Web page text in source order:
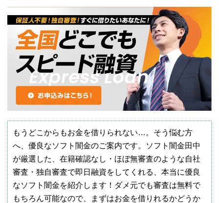
もうどこからもお金を借りられない…。そう悩む方
へ、優良なソフト闇金のご案内です。ソフト闇金田中
が厳選した、在籍確認なし・ほぼ無審査のような自社
審査・独自審査で即日融資をしてくれる、本当に優良
なソフト闇金を紹介します！ダメ元でも審査は無料で
もちろん可能なので、まずはお金を借りれるかどうか